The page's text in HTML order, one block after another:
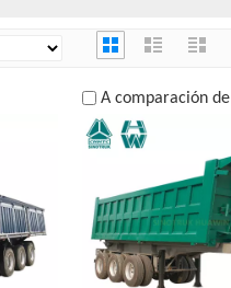
A comparación de